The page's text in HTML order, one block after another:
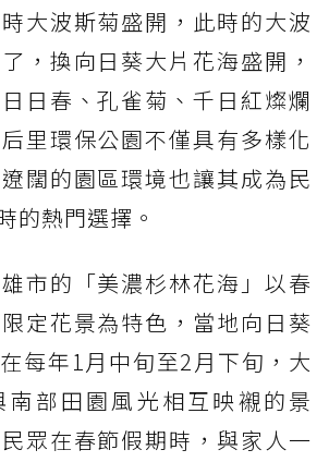
大波斯菊盛開，此時的大波
，換向日葵大片花海盛開，
日春、孔雀菊、千日紅燦爛
里環保公園不僅具有多樣化
闊的園區環境也讓其成為民
的熱門選擇。
市的「美濃杉林花海」以春
定花景為特色，當地向日葵
每年1月中旬至2月下旬，大
南部田園風光相互映襯的景
眾在春節假期時，與家人一